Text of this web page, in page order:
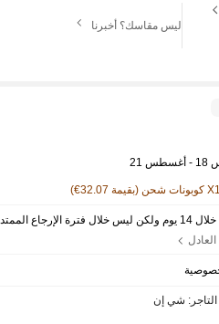
ليس مقاسك؟ أخبرنا
21
الممتدة
شي إن